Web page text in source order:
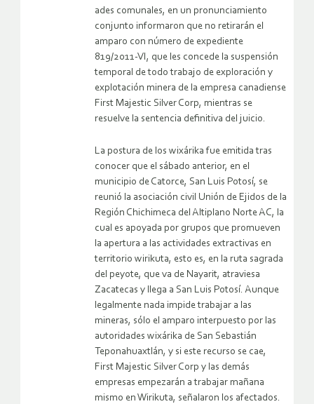
ades comunales, en un pronunciamiento
conjunto informaron que no retirarán el
amparo con número de expediente
819/2011-VI, que les concede la suspensión
temporal de todo trabajo de exploración y
explotación minera de la empresa canadiense
First Majestic Silver Corp, mientras se
resuelve la sentencia definitiva del juicio.
La postura de los wixárika fue emitida tras
conocer que el sábado anterior, en el
municipio de Catorce, San Luis Potosí, se
reunió la asociación civil Unión de Ejidos de la
Región Chichimeca del Altiplano Norte AC, la
cual es apoyada por grupos que promueven
la apertura a las actividades extractivas en
territorio wirikuta, esto es, en la ruta sagrada
del peyote, que va de Nayarit, atraviesa
Zacatecas y llega a San Luis Potosí. Aunque
legalmente nada impide trabajar a las
mineras, sólo el amparo interpuesto por las
autoridades wixárika de San Sebastián
Teponahuaxtlán, y si este recurso se cae,
First Majestic Silver Corp y las demás
empresas empezarán a trabajar mañana
mismo en Wirikuta, señalaron los afectados.